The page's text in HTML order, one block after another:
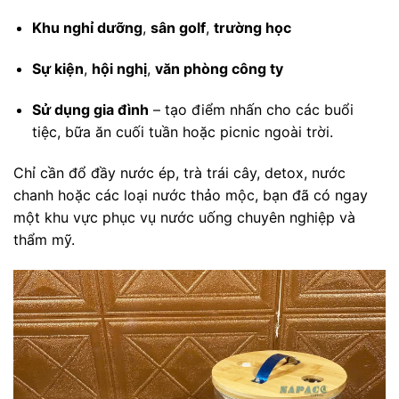
Khu nghỉ dưỡng, sân golf, trường học
Sự kiện, hội nghị, văn phòng công ty
Sử dụng gia đình – tạo điểm nhấn cho các buổi
tiệc, bữa ăn cuối tuần hoặc picnic ngoài trời.
Chỉ cần đổ đầy nước ép, trà trái cây, detox, nước
chanh hoặc các loại nước thảo mộc, bạn đã có ngay
một khu vực phục vụ nước uống chuyên nghiệp và
thẩm mỹ.